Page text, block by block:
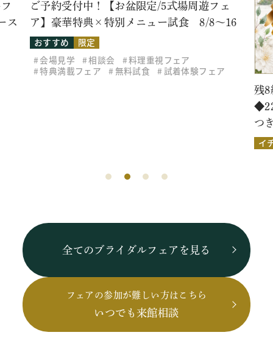
【
宅
全てのブライダルフェアを見る
フェアの参加が難しい方はこちら
いつでも来館相談